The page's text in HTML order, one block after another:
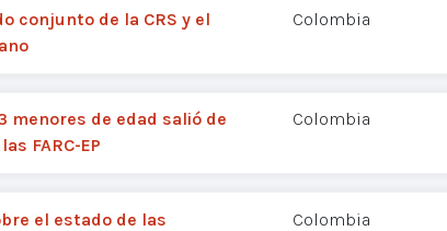
conjunto de la CRS y el
Colombia
menores de edad salió de
FARC-EP
Colombia
el estado de las
Colombia